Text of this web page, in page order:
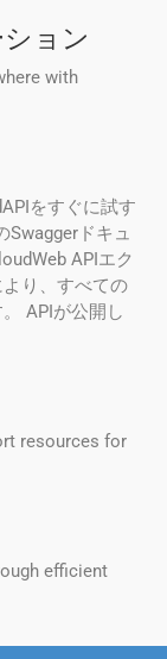
ョン
with
をすぐに試す
Swaggerドキュ
APIエク
り、すべての
APIが公開し
resources for
efficient